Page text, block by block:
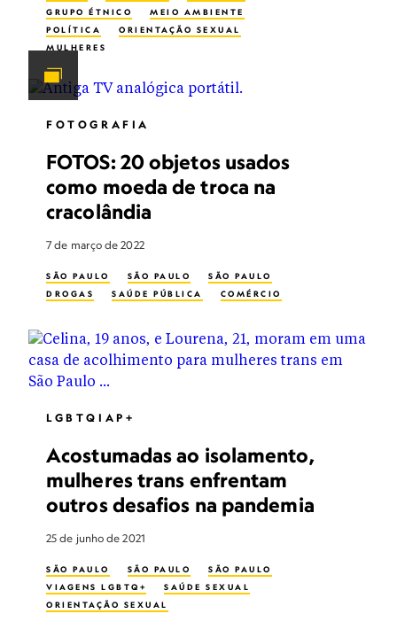
GRUPO ÉTNICO
MEIO AMBIENTE
POLÍTICA
ORIENTAÇÃO SEXUAL
MULHERES
FOTOGRAFIA
FOTOS: 20 objetos usados
como moeda de troca na
cracolândia
7 de março de 2022
SÃO PAULO SÃO PAULO
SÃO PAULO
DROGAS
SAÚDE PÚBLICA COMÉRCIO
LGBTQIAP+
Acostumadas ao isolamento,
mulheres trans enfrentam
outros desafios na pandemia
25 de junho de 2021
SÃO PAULO SÃO PAULO
SÃO PAULO
VIAGENS LGBTQ+
SAÚDE SEXUAL
ORIENTAÇÃO SEXUAL